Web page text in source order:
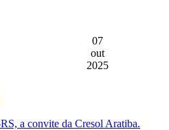
07
out
2025
a convite da Cresol Aratiba.